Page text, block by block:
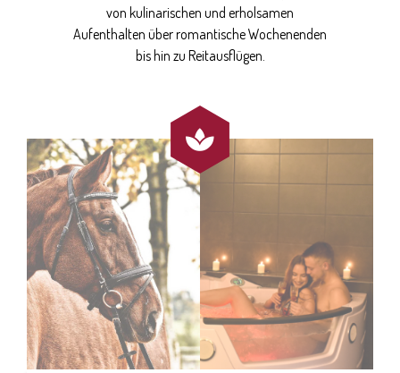
von kulinarischen und erholsamen
Aufenthalten über romantische Wochenenden
bis hin zu Reitausflügen.
